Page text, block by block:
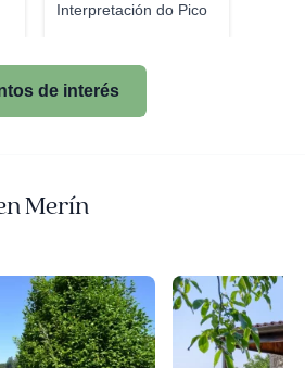
Interpretación do Pico
de interés
Merín